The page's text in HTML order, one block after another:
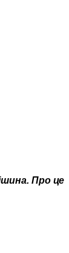
Про це